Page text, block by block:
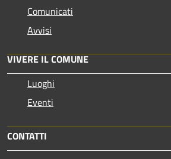
Comunicati
Avvisi
VIVERE IL COMUNE
Luoghi
Eventi
CONTATTI